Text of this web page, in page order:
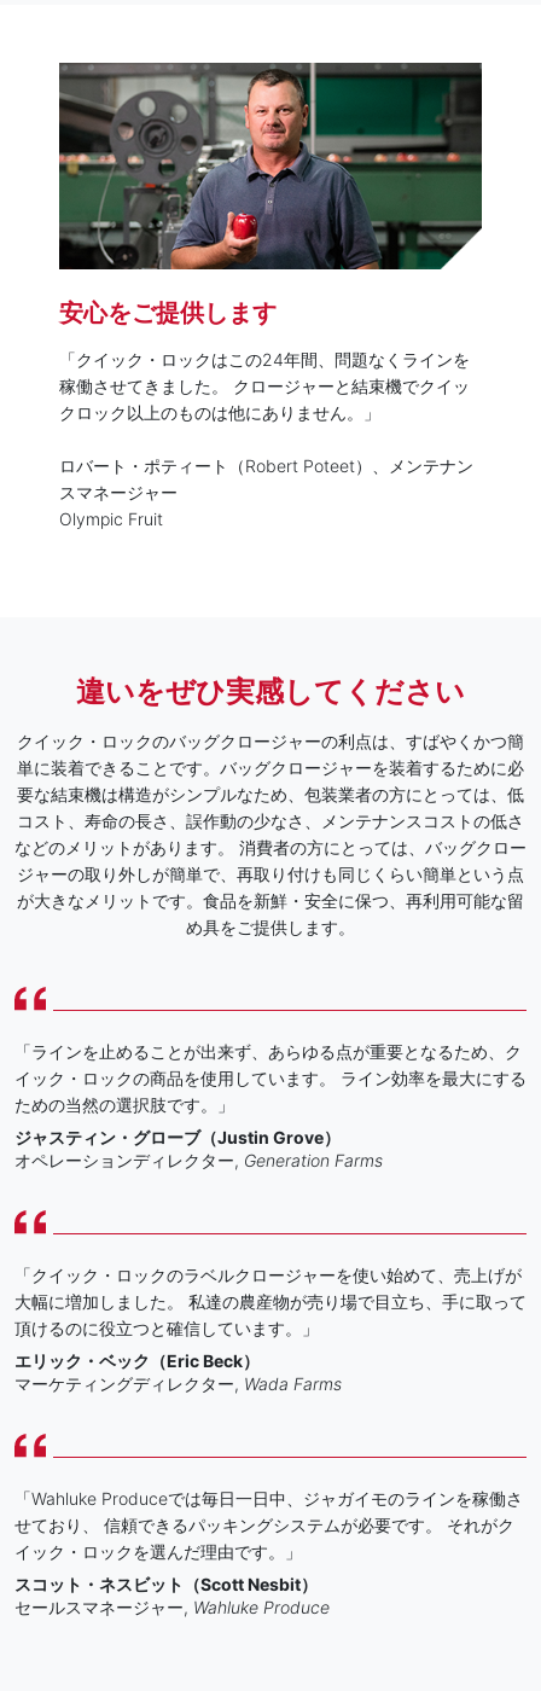
安心をご提供します
「クイック・ロックはこの24年間、問題なくラインを
稼働させてきました。 クロージャーと結束機でクイッ
クロック以上のものは他にありません。」
ロバート・ポティート（Robert Poteet）、メンテナン
スマネージャー
Olympic Fruit
違いをぜひ実感してください
クイック・ロックのバッグクロージャーの利点は、すばやくかつ簡
単に装着できることです。バッグクロージャーを装着するために必
要な結束機は構造がシンプルなため、包装業者の方にとっては、低
コスト、寿命の長さ、誤作動の少なさ、メンテナンスコストの低さ
などのメリットがあります。 消費者の方にとっては、バッグクロー
ジャーの取り外しが簡単で、再取り付けも同じくらい簡単という点
が大きなメリットです。食品を新鮮・安全に保つ、再利用可能な留
め具をご提供します。
「ラインを止めることが出来ず、あらゆる点が重要となるため、ク
イック・ロックの商品を使用しています。 ライン効率を最大にする
ための当然の選択肢です。」
ジャスティン・グローブ（Justin Grove）
オペレーションディレクター, Generation Farms
「クイック・ロックのラベルクロージャーを使い始めて、売上げが
大幅に増加しました。 私達の農産物が売り場で目立ち、手に取って
頂けるのに役立つと確信しています。」
エリック・ベック（Eric Beck）
マーケティングディレクター, Wada Farms
「Wahluke Produceでは毎日一日中、ジャガイモのラインを稼働さ
せており、 信頼できるパッキングシステムが必要です。 それがク
イック・ロックを選んだ理由です。」
スコット・ネスビット（Scott Nesbit）
セールスマネージャー, Wahluke Produce